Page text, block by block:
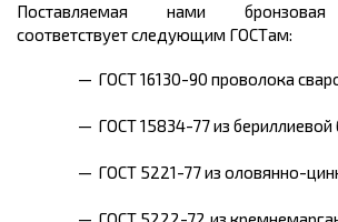
Поставляемая нами бронзовая
соответствует следующим ГОСТам:
ГОСТ 16130-90 проволока
ГОСТ 15834-77 из бериллиевой
ГОСТ 5221-77 из оловянно-